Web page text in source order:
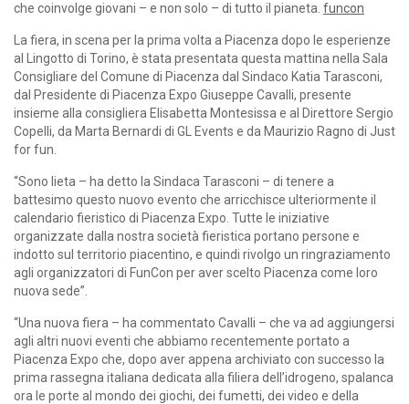
che coinvolge giovani – e non solo – di tutto il pianeta. funcon
La fiera, in scena per la prima volta a Piacenza dopo le esperienze
al Lingotto di Torino, è stata presentata questa mattina nella Sala
Consigliare del Comune di Piacenza dal Sindaco Katia Tarasconi,
dal Presidente di Piacenza Expo Giuseppe Cavalli, presente
insieme alla consigliera Elisabetta Montesissa e al Direttore Sergio
Copelli, da Marta Bernardi di GL Events e da Maurizio Ragno di Just
for fun.
“Sono lieta – ha detto la Sindaca Tarasconi – di tenere a
battesimo questo nuovo evento che arricchisce ulteriormente il
calendario fieristico di Piacenza Expo. Tutte le iniziative
organizzate dalla nostra società fieristica portano persone e
indotto sul territorio piacentino, e quindi rivolgo un ringraziamento
agli organizzatori di FunCon per aver scelto Piacenza come loro
nuova sede”.
“Una nuova fiera – ha commentato Cavalli – che va ad aggiungersi
agli altri nuovi eventi che abbiamo recentemente portato a
Piacenza Expo che, dopo aver appena archiviato con successo la
prima rassegna italiana dedicata alla filiera dell’idrogeno, spalanca
ora le porte al mondo dei giochi, dei fumetti, dei video e della